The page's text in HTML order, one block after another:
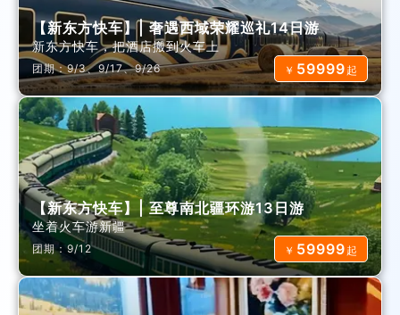
【新东方快车】| 奢遇西域荣耀巡礼14日游
新东方快车，把酒店搬到火车上
团期：9/3、9/17、9/26 ￥ 59999 起
【新东方快车】| 至尊南北疆环游13日游
坐着火车游新疆
团期：9/12 ￥ 59999 起